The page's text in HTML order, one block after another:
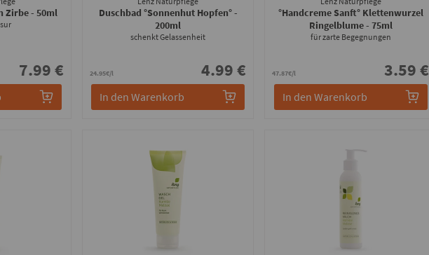
Zirbe- 50ml
7.99 €
Duschbad °Sonnenhut Hopfen°-
200ml
schenkt Gelassenheit
24.95€/l 4.99 €
In den Warenkorb
°Handcreme Sanft° Klettenwurzel
Ringelblume- 75ml
für zarte Begegnungen
47.87€/l 3.59 €
In den Warenkorb